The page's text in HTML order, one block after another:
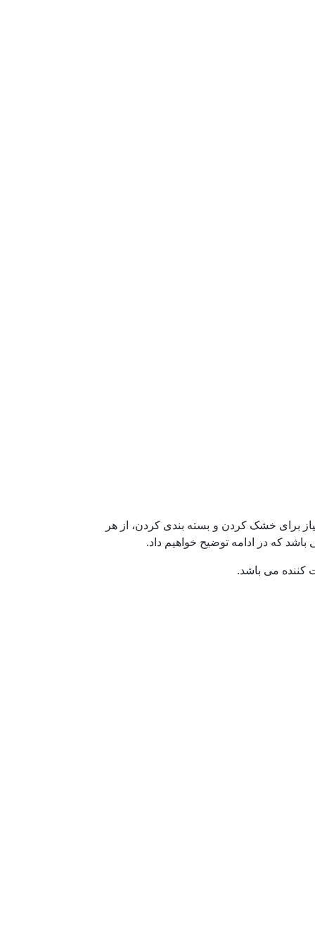
برای خشک کردن و بسته بندی کردن، از هر
که در ادامه توضیح خواهیم داد.
می باشد.